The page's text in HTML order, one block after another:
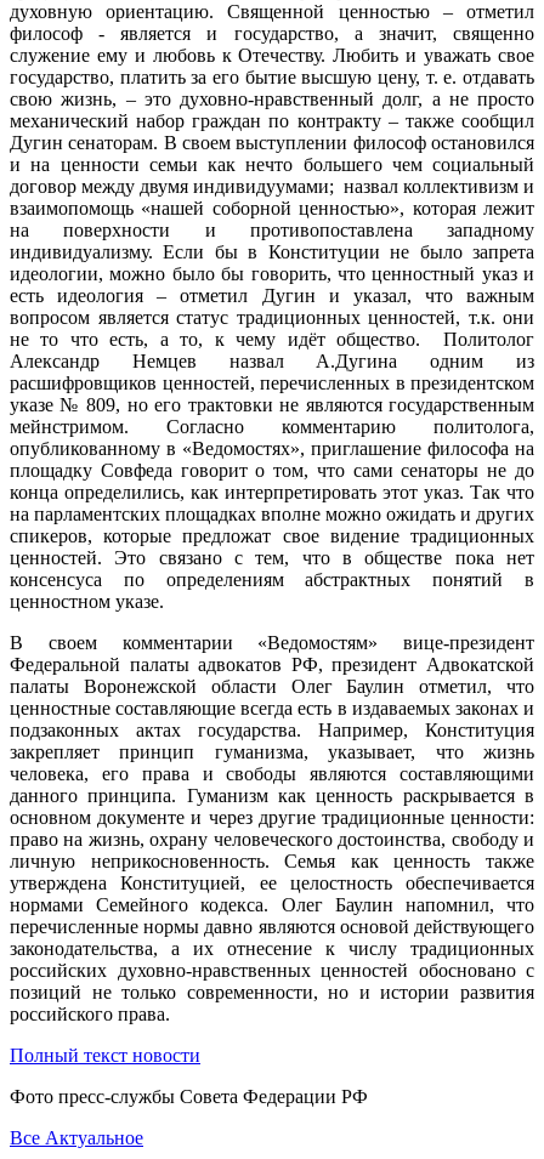
духовную ориентацию. Священной ценностью – отметил
философ - является и государство, а значит, священно
служение ему и любовь к Отечеству. Любить и уважать свое
государство, платить за его бытие высшую цену, т. е. отдавать
свою жизнь, – это духовно-нравственный долг, а не просто
механический набор граждан по контракту – также сообщил
Дугин сенаторам. В своем выступлении философ остановился
и на ценности семьи как нечто большего чем социальный
договор между двумя индивидуумами; назвал коллективизм и
взаимопомощь «нашей соборной ценностью», которая лежит
на поверхности и противопоставлена западному
индивидуализму. Если бы в Конституции не было запрета
идеологии, можно было бы говорить, что ценностный указ и
есть идеология – отметил Дугин и указал, что важным
вопросом является статус традиционных ценностей, т.к. они
не то что есть, а то, к чему идёт общество. Политолог
Александр Немцев назвал А.Дугина одним из
расшифровщиков ценностей, перечисленных в президентском
указе № 809, но его трактовки не являются государственным
мейнстримом. Согласно комментарию политолога,
опубликованному в «Ведомостях», приглашение философа на
площадку Совфеда говорит о том, что сами сенаторы не до
конца определились, как интерпретировать этот указ. Так что
на парламентских площадках вполне можно ожидать и других
спикеров, которые предложат свое видение традиционных
ценностей. Это связано с тем, что в обществе пока нет
консенсуса по определениям абстрактных понятий в
ценностном указе.
В своем комментарии «Ведомостям» вице-президент
Федеральной палаты адвокатов РФ, президент Адвокатской
палаты Воронежской области Олег Баулин отметил, что
ценностные составляющие всегда есть в издаваемых законах и
подзаконных актах государства. Например, Конституция
закрепляет принцип гуманизма, указывает, что жизнь
человека, его права и свободы являются составляющими
данного принципа. Гуманизм как ценность раскрывается в
основном документе и через другие традиционные ценности:
право на жизнь, охрану человеческого достоинства, свободу и
личную неприкосновенность. Семья как ценность также
утверждена Конституцией, ее целостность обеспечивается
нормами Семейного кодекса. Олег Баулин напомнил, что
перечисленные нормы давно являются основой действующего
законодательства, а их отнесение к числу традиционных
российских духовно-нравственных ценностей обосновано с
позиций не только современности, но и истории развития
российского права.
Полный текст новости
Фото пресс-службы Совета Федерации РФ
Все Актуальное